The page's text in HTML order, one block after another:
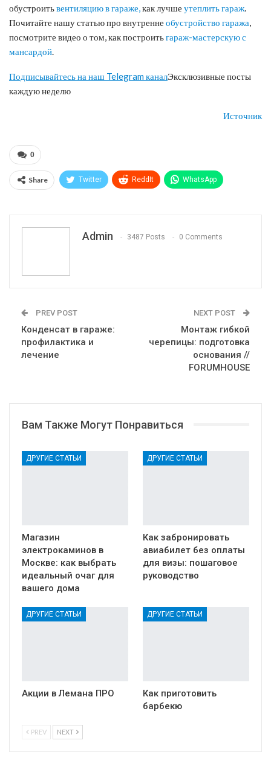
обустроитьвентиляцию в гараже,как лучше утеплить гараж.
Почитайте нашу статью про внутренне обустройство гаража,
посмотрите видео о том, как построитьгараж-мастерскую с
мансардой.
Подписывайтесь на наш Telegram каналЭксклюзивные посты
каждую неделю
Источник
0
Share Twitter ReddIt WhatsApp
Admin 3487 Posts 0 Comments
PREV POST
Конденсат в гараже:
профилактика и
лечение
NEXT POST
Монтаж гибкой
черепицы: подготовка
основания //
FORUMHOUSE
Вам Также Могут Понравиться
ДРУГИЕ СТАТЬИ
Магазин
электрокаминов в
Москве: как выбрать
идеальный очаг для
вашего дома
ДРУГИЕ СТАТЬИ
Как забронировать
авиабилет без оплаты
для визы: пошаговое
руководство
ДРУГИЕ СТАТЬИ
Акции в Лемана ПРО
ДРУГИЕ СТАТЬИ
Как приготовить
барбекю
PREV NEXT